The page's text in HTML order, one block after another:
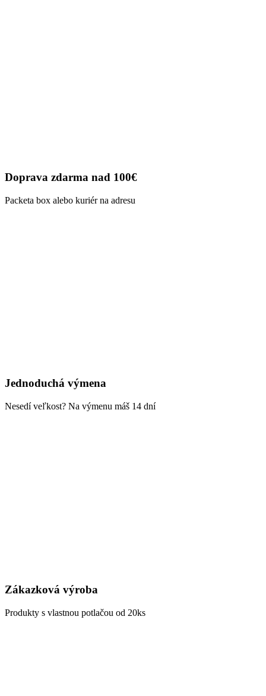
Doprava zdarma nad 100€
Packeta box alebo kuriér na adresu
Jednoduchá výmena
Nesedí veľkost? Na výmenu máš 14 dní
Zákazková výroba
Produkty s vlastnou potlačou od 20ks